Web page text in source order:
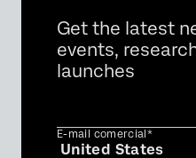
Get the latest
events,
launches
E-mail comercial*